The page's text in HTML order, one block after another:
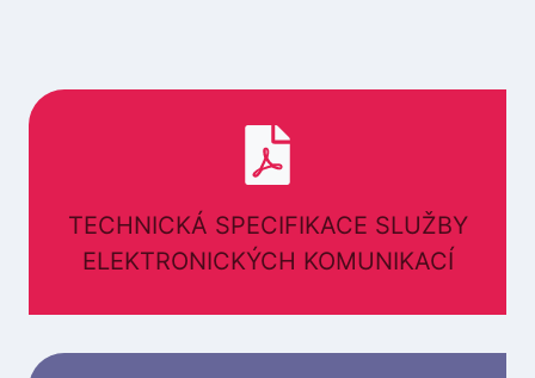
TECHNICKÁ SPECIFIKACE SLUŽBY
ELEKTRONICKÝCH KOMUNIKACÍ